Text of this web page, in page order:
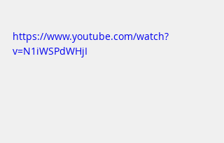
https://www.youtube.com/watch?
v=N1iWSPdWHjI